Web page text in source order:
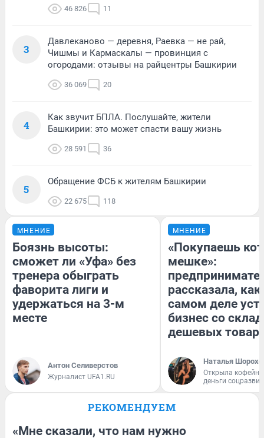
46 826 11
3
Давлеканово — деревня, Раевка — не рай,
Чишмы и Кармаскалы — провинция с
огородами: отзывы на райцентры Башкирии
36 069 20
4
Как звучит БПЛА. Послушайте, жители
Башкирии: это может спасти вашу жизнь
28 591 36
5
Обращение ФСБ к жителям Башкирии
22 675 118
МНЕНИЕ
Боязнь высоты:
сможет ли «Уфа» без
тренера обыграть
фаворита лиги и
удержаться на 3-м
месте
Антон Селиверстов
Журналист UFA1.RU
МНЕНИЕ
«Покупаешь
мешке»:
рассказала, как
самом деле
бизнес со
дешевых
Наталья
Открыла
деньги
РЕКОМЕНДУЕМ
«Мне сказали, что нам нужно